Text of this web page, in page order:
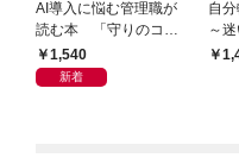
AI導入に悩む管理職が
読む本 「守りのコス
ト」を削りAI投資の原
資をつくるIT構造改革
1,540
新着
自
～
代